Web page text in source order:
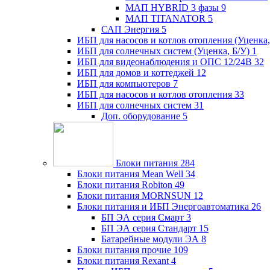
МАП HYBRID 3 фазы 9
МАП TITANATOR 5
САП Энергия 5
ИБП для насосов и котлов отопления
ИБП для солнечных систем (Уценка, Б/У) 1
ИБП для видеонаблюдения и ОПС 12/24В 32
ИБП для домов и коттеджей 12
ИБП для компьютеров 7
ИБП для насосов и котлов отопления 33
ИБП для солнечных систем 31
Доп. оборудование 5
Блоки питания 284
Блоки питания Mean Well 34
Блоки питания Robiton 49
Блоки питания MORNSUN 12
Блоки питания и ИБП Энергоавтоматика 26
БП ЭА серия Смарт 3
БП ЭА серия Стандарт 15
Батарейные модули ЭА 8
Блоки питания прочие 109
Блоки питания Rexant 4